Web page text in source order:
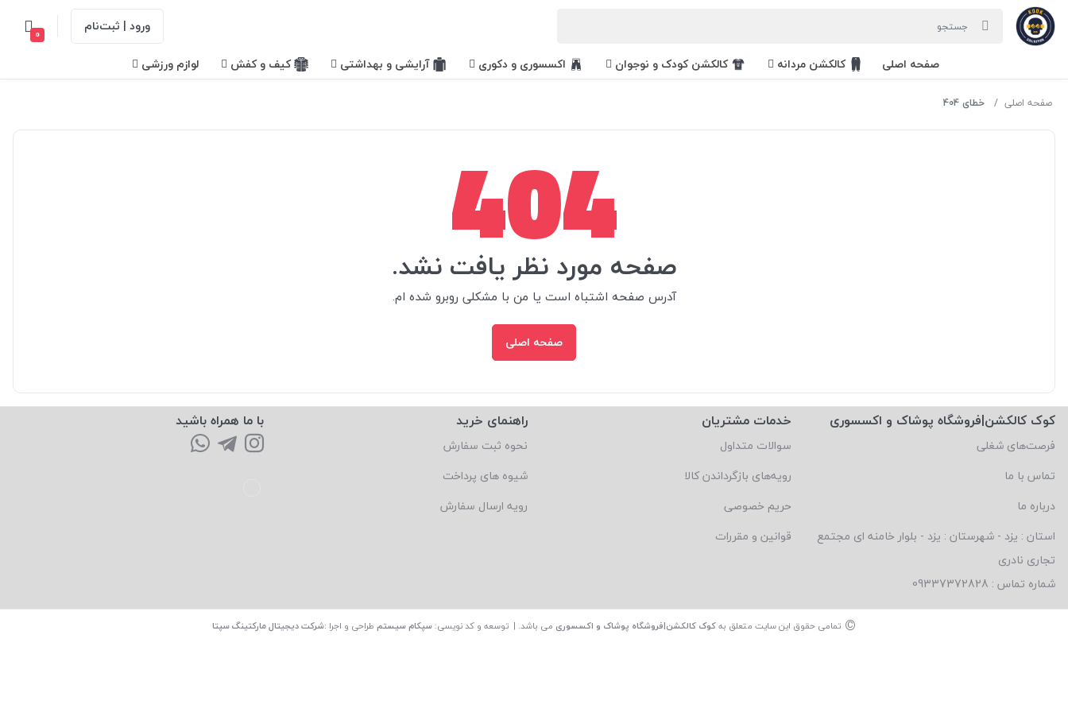
ورود | ثبت‌نام 0
صفحه اصلی کالکشن مردانه کالکشن کودک و نوجوان اکسسوری و دکوری آرایشی و بهداشتی کیف و کفش لوازم ورزشی
صفحه اصلی خطای 404
404
صفحه مورد نظر یافت نشد.
آدرس صفحه اشتباه است یا من با مشکلی روبرو شده ام.
صفحه اصلی
کوک کالکشن|فروشگاه پوشاک و اکسسوری
فرصت‌های شغلی
تماس با ما
درباره ما
استان : یزد - شهرستان : یزد - بلوار خامنه ای مجتمع
تجاری نادری
شماره تماس : 09337372828
خدمات مشتریان
سوالات متداول
رویه‌های بازگرداندن کالا
حریم خصوصی
قوانین و مقررات
راهنمای خرید
نحوه ثبت سفارش
شیوه های پرداخت
رویه ارسال سفارش
با ما همراه باشید
© تمامی حقوق این سایت متعلق بهکوک کالکشن|فروشگاه پوشاک و اکسسوری می باشد. | توسعه و کد نویسی: سپکام سیستم طراحی و اجرا :شرکت دیجیتال مارکتینگ سپتا